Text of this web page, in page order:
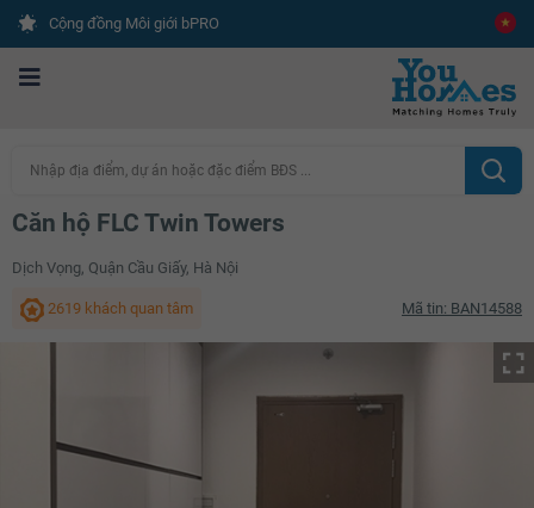
Cộng đồng Môi giới bPRO
Nhập địa điểm, dự án hoặc đặc điểm BĐS ...
Căn hộ FLC Twin Towers
Dịch Vọng, Quận Cầu Giấy, Hà Nội
2619 khách quan tâm Mã tin: BAN14588